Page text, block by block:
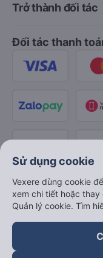
Trở thành đối tác
Đối tác thanh
Sử dụng cookie
Vexere dùng cookie
xem chi tiết hoặc
Quản lý cookie. Tìm